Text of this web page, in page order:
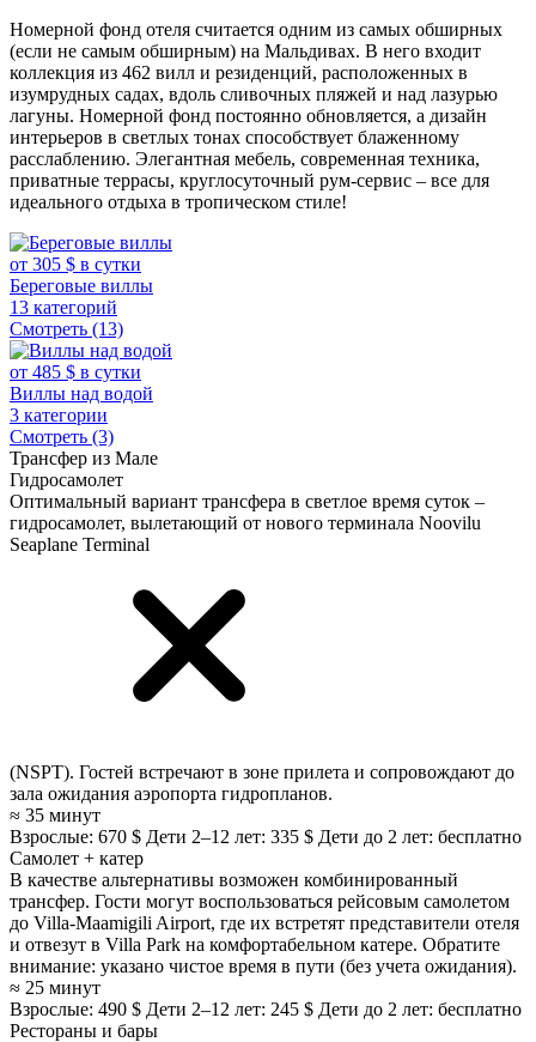
Номерной фонд отеля считается одним из самых обширных
(если не самым обширным) на Мальдивах. В него входит
коллекция из 462 вилл и резиденций, расположенных в
изумрудных садах, вдоль сливочных пляжей и над лазурью
лагуны. Номерной фонд постоянно обновляется, а дизайн
интерьеров в светлых тонах способствует блаженному
расслаблению. Элегантная мебель, современная техника,
приватные террасы, круглосуточный рум-сервис – все для
идеального отдыха в тропическом стиле!
от 305 $ в сутки
Береговые виллы
13 категорий
Смотреть (13)
от 485 $ в сутки
Виллы над водой
3 категории
Смотреть (3)
Трансфер из Мале
Гидросамолет
Оптимальный вариант трансфера в светлое время суток –
гидросамолет, вылетающий от нового терминала Noovilu
Seaplane Terminal
(NSPT). Гостей встречают в зоне прилета и сопровождают до
зала ожидания аэропорта гидропланов.
≈ 35 минут
Взрослые: 670 $ Дети 2–12 лет: 335 $ Дети до 2 лет: бесплатно
Самолет + катер
В качестве альтернативы возможен комбинированный
трансфер. Гости могут воспользоваться рейсовым самолетом
до Villa-Maamigili Airport, где их встретят представители отеля
и отвезут в Villa Park на комфортабельном катере. Обратите
внимание: указано чистое время в пути (без учета ожидания).
≈ 25 минут
Взрослые: 490 $ Дети 2–12 лет: 245 $ Дети до 2 лет: бесплатно
Рестораны и бары